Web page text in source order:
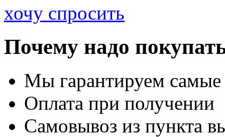
хочу спросить
Почему надо
Мы гарантируем
Оплата при получении
Самовывоз из пункта